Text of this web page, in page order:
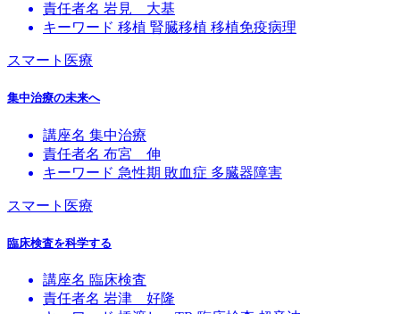
責任者名 岩見 大基
キーワード 移植 腎臓移植 移植免疫病理
スマート医療
集中治療の未来へ
講座名 集中治療
責任者名 布宮 伸
キーワード 急性期 敗血症 多臓器障害
スマート医療
臨床検査を科学する
講座名 臨床検査
責任者名 岩津 好隆